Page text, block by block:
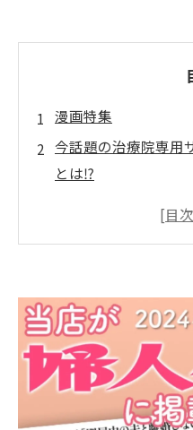
漫画特集
今話題の治療院専用
とは⁉️
多くの専門家が
自然成分を活用
健康維持に役立
利用者の声から
専門家が推奨する治
利用法